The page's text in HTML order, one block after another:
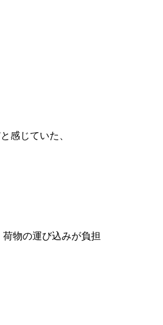
感じていた、
物の運び込みが負担